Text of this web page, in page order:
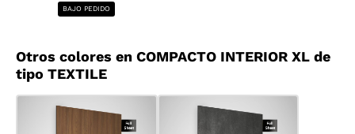
BAJO PEDIDO
Otros colores en COMPACTO INTERIOR XL de
tipo TEXTILE